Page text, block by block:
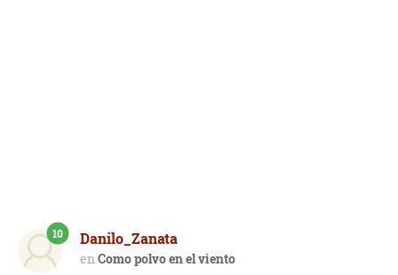
Danilo_Zanata
Como polvo en el viento
10